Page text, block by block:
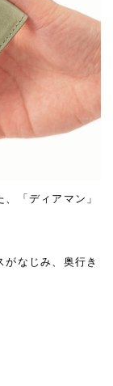
「ディアマン」
なじみ、奥行き